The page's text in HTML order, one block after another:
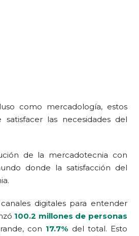
como mercadología, estos
las necesidades del
de la mercadotecnia con
donde la satisfacción del
digitales para entender
100.2 millones de personas
con 17.7% del total. Esto